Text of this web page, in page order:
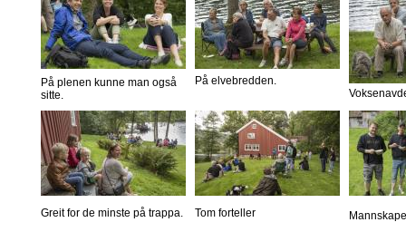
På plenen kunne man også
sitte.
På elvebredden.
Greit for de minste på trappa. Tom forteller